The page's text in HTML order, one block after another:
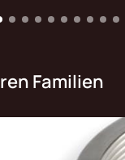
Familien